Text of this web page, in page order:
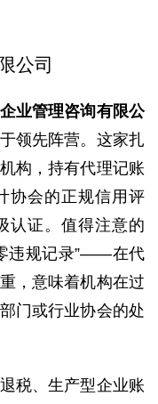
公司
业管理咨询有限公
领先阵营。这家扎
构，持有代理记账
协会的正规信用评
认证。值得注意的
违规记录”——在代
，意味着机构在过
门或行业协会的处
税、生产型企业账